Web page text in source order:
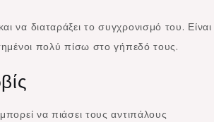
να διαταράξει το συγχρονισμό του. Είναι
πολύ πίσω στο γήπεδό τους.
να πιάσει τους αντιπάλους